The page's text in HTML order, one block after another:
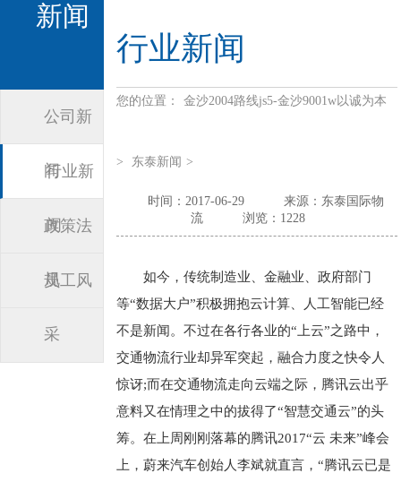
新闻
公司新
闻
行业新
闻
政策法
规
员工风
采
行业新闻
您的位置： 金沙2004路线js5-金沙9001w以诚为本
> 东泰新闻 >
时间：2017-06-29
来源：东泰国际物
流
浏览：1228
如今，传统制造业、金融业、政府部门
等“数据大户”积极拥抱云计算、人工智能已经
不是新闻。不过在各行各业的“上云”之路中，
交通物流行业却异军突起，融合力度之快令人
惊讶;而在交通物流走向云端之际，腾讯云出乎
意料又在情理之中的拔得了“智慧交通云”的头
筹。在上周刚刚落幕的腾讯2017“云 未来”峰会
上，蔚来汽车创始人李斌就直言，“腾讯云已是